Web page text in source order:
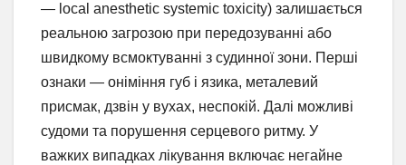
— local anesthetic systemic toxicity) залишається
реальною загрозою при передозуванні або
швидкому всмоктуванні з судинної зони. Перші
ознаки — оніміння губ і язика, металевий
присмак, дзвін у вухах, неспокій. Далі можливі
судоми та порушення серцевого ритму. У
важких випадках лікування включає негайне